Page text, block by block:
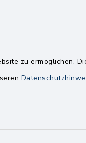
zu ermöglichen.